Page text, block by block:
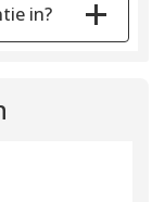
in?